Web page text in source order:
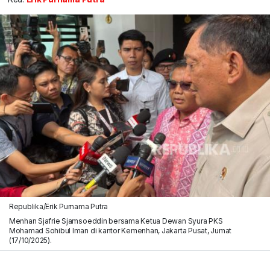
Republika/Erik Purnama Putra
Menhan Sjafrie Sjamsoeddin bersama Ketua Dewan Syura PKS
Mohamad Sohibul Iman di kantor Kemenhan, Jakarta Pusat, Jumat
(17/10/2025).